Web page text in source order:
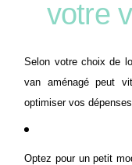
votre
Selon votre choix de
van aménagé peut
optimiser vos
Optez pour un petit